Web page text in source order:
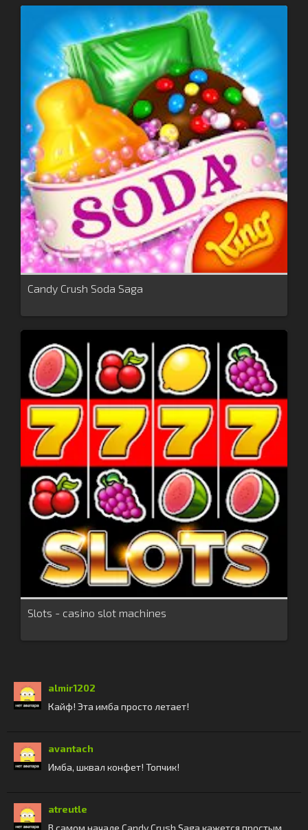
Candy Crush Soda Saga
Slots - casino slot machines
almir1202
Кайф! Эта имба просто летает!
avantach
Имба, шквал конфет! Топчик!
atreutle
В самом начале Candy Crush Saga кажется простым